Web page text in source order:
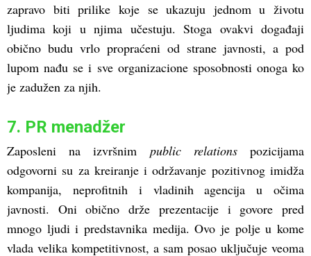
zapravo biti prilike koje se ukazuju jednom u životu
ljudima koji u njima učestuju. Stoga ovakvi događaji
obično budu vrlo propraćeni od strane javnosti, a pod
lupom nađu se i sve organizacione sposobnosti onoga ko
je zadužen za njih.
7. PR menadžer
Zaposleni na izvršnim public relationspozicijama
odgovorni su za kreiranje i održavanje pozitivnog imidža
kompanija, neprofitnih i vladinih agencija u očima
javnosti. Oni obično drže prezentacije i govore pred
mnogo ljudi i predstavnika medija. Ovo je polje u kome
vlada velika kompetitivnost, a sam posao uključuje veoma